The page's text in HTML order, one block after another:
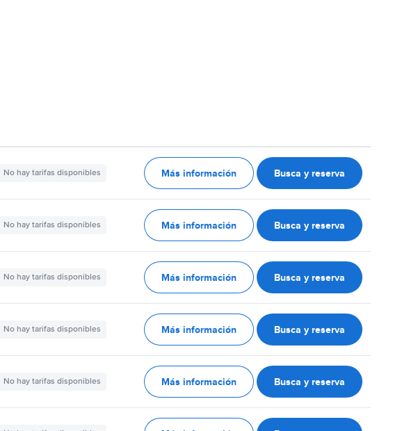
No hay tarifas disponibles Más información Busca y reserva
No hay tarifas disponibles Más información Busca y reserva
No hay tarifas disponibles Más información Busca y reserva
No hay tarifas disponibles Más información Busca y reserva
No hay tarifas disponibles Más información Busca y reserva